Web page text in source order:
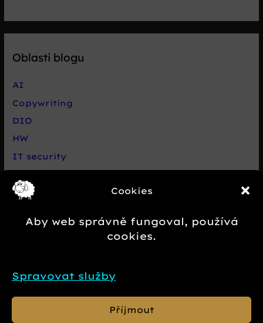
Cookies
Aby web správně fungoval, používá
cookies.
Spravovat služby
Příjmout
Oblasti blogu
AI
Copywriting
DIO
HW
IT security
Net
Novinky e-commerce
SW